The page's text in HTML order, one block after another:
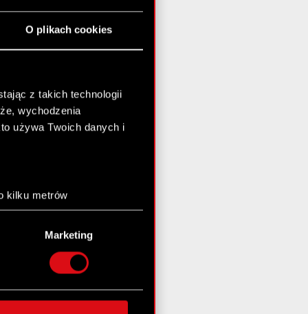
O plikach cookies
z takich technologii
wychodzenia
używa Twoich danych i
kilku metrów
(fingerprinting,
preferencje w
chwili.
i
Marketing